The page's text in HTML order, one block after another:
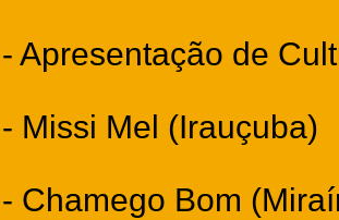
Apresentação de
Missi Mel (Irauçuba)
Chamego Bom